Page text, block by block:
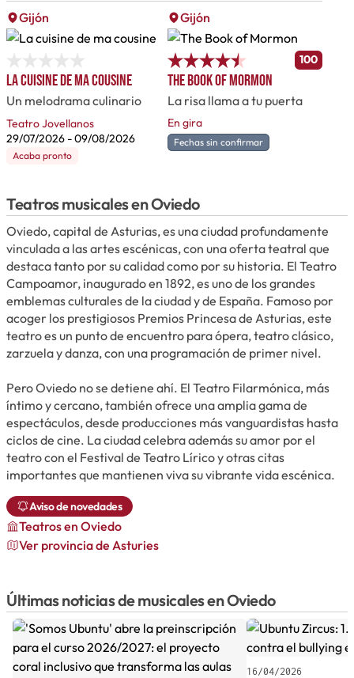
Gijón
La cuisine de ma cousine
Un melodrama culinario
Teatro Jovellanos
29/07/2026 -09/08/2026
Acaba pronto
Gijón
100
The Book of Mormon
La risa llama a tu puerta
En gira
Fechas sin confirmar
Teatros musicales en Oviedo
Oviedo, capital de Asturias, es una ciudad profundamente
vinculada a las artes escénicas, con una oferta teatral que
destaca tanto por su calidad como por su historia. El Teatro
Campoamor, inaugurado en 1892, es uno de los grandes
emblemas culturales de la ciudad y de España. Famoso por
acoger los prestigiosos Premios Princesa de Asturias, este
teatro es un punto de encuentro para ópera, teatro clásico,
zarzuela y danza, con una programación de primer nivel.
Pero Oviedo no se detiene ahí. El Teatro Filarmónica, más
íntimo y cercano, también ofrece una amplia gama de
espectáculos, desde producciones más vanguardistas hasta
ciclos de cine. La ciudad celebra además su amor por el
teatro con el Festival de Teatro Lírico y otras citas
importantes que mantienen viva su vibrante vida escénica.
Aviso de novedades
Teatrosen Oviedo
Ver provincia de Asturies
Últimas noticias de musicales en Oviedo
16/04/2026